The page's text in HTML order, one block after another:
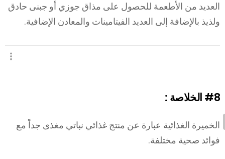
العديد من الأطعمة للحصول على مذاق جوزي أو جبنى حادق
ولذيذ بالإضافة إلى العديد الفيتامينات والمعادن الإضافية.
#8 الخلاصة :
الخميرة الغذائية عبارة عن منتج غذائي نباتي مغذى جداً مع
فوائد صحية مختلفة.